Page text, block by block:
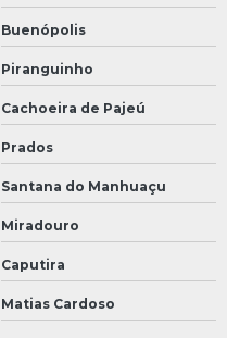
Buenópolis
Piranguinho
Cachoeira de Pajeú
Prados
Santana do Manhuaçu
Miradouro
Caputira
Matias Cardoso